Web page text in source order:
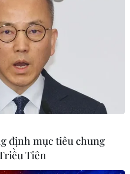
định mục tiêu chung
Tiên